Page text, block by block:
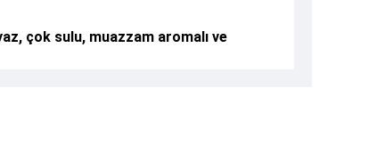
çok sulu, muazzam aromalı ve